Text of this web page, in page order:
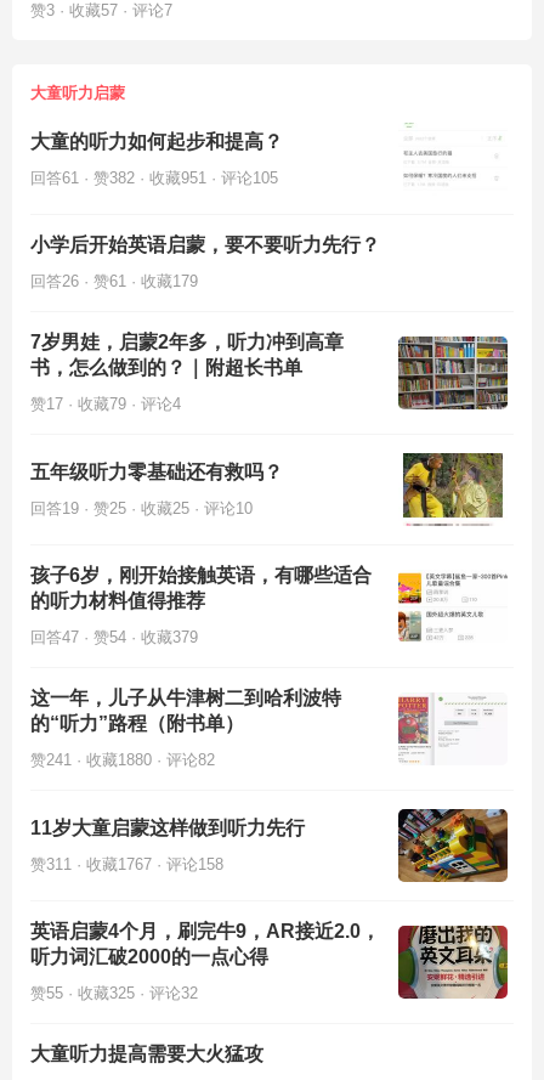
赞3 · 收藏57 · 评论7
大童听力启蒙
大童的听力如何起步和提高？
回答61 · 赞382 · 收藏951 · 评论105
小学后开始英语启蒙，要不要听力先行？
回答26 · 赞61 · 收藏179
7岁男娃，启蒙2年多，听力冲到高章
书，怎么做到的？｜附超长书单
赞17 · 收藏79 · 评论4
五年级听力零基础还有救吗？
回答19 · 赞25 · 收藏25 · 评论10
孩子6岁，刚开始接触英语，有哪些适合
的听力材料值得推荐
回答47 · 赞54 · 收藏379
这一年，儿子从牛津树二到哈利波特
的“听力”路程（附书单）
赞241 · 收藏1880 · 评论82
11岁大童启蒙这样做到听力先行
赞311 · 收藏1767 · 评论158
英语启蒙4个月，刷完牛9，AR接近2.0，
听力词汇破2000的一点心得
赞55 · 收藏325 · 评论32
大童听力提高需要大火猛攻